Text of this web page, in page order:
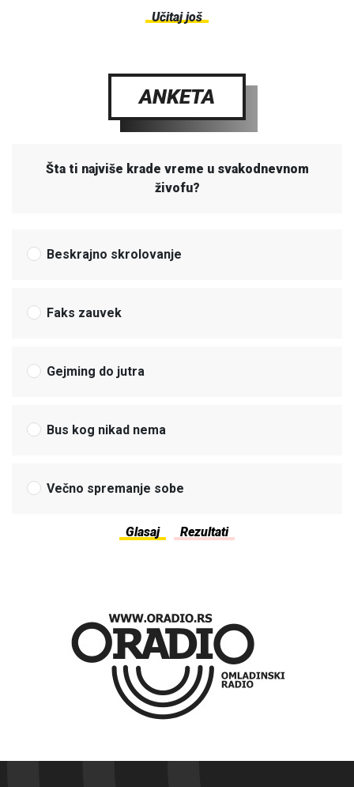
Učitaj još
ANKETA
Šta ti najviše krade vreme u svakodnevnom
živofu?
Beskrajno skrolovanje
Faks zauvek
Gejming do jutra
Bus kog nikad nema
Večno spremanje sobe